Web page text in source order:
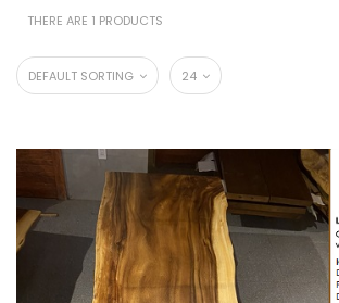
THERE ARE 1 PRODUCTS
DEFAULT SORTING 24